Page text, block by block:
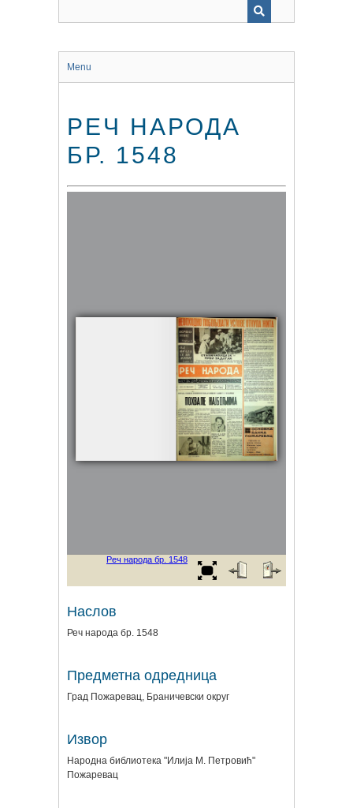
Menu
РЕЧ НАРОДА
БР. 1548
Наслов
Реч народа бр. 1548
Предметна одредница
Град Пожаревац, Браничевски округ
Извор
Народна библиотека "Илија М. Петровић"
Пожаревац